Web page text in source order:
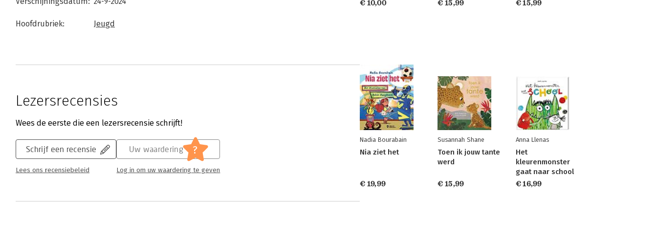
Hoofdrubriek: Jeugd
Lezersrecensies
Wees de eerste die een lezersrecensie schrijft!
Schrijf een recensie
Lees ons recensiebeleid
Uw waardering ?
Log in om uw waardering te geven
€ 10,00
€ 15,99 € 15,99
Nadia Bourabain
Nia ziet het
€ 19,99
Susannah Shane
Toen ik jouw tante
werd
€ 15,99
Anna Llenas
Het
kleurenmonster
gaat naar school
€ 16,99